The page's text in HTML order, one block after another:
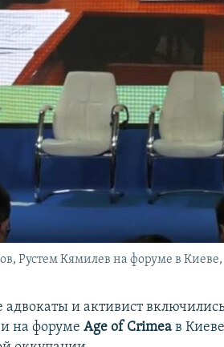
Рустем Кямилев на форуме в Киеве,
и активист
на форуме Age of Crimea в Киеве